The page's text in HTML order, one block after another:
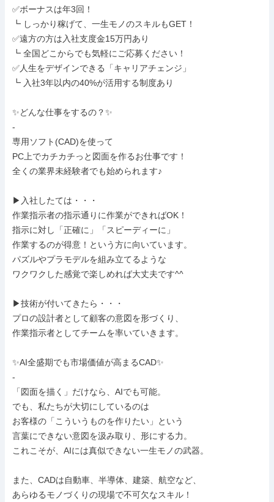
✅ボーナスは年3回！
┗ しっかり稼げて、一生モノのスキルもGET！
✅遠方の方は入社支度金15万円あり
┗ 全国どこからでも気軽にご応募ください！
✅人生をデザインできる「キャリアチェンジ」
┗ 入社3年以内の40%が活用する制度あり
✨どんな仕事をするの？✨
-
専用ソフト(CAD)を使って
PC上でカチカチっと図面を作るお仕事です！
全くの業界未経験者でも始められます♪
▶︎入社したては・・・
作業指示者の指示通りに作業ができればOK！
指示に対し「正確に」「スピーディーに」
作業するのが得意！という方に向いています。
パズルやプラモデルを組み立てるような
ワクワクした感覚で楽しめれば大丈夫です^^
▶︎技術が付いてきたら・・・
プロの設計者として顧客の意図を形づくり、
作業指示者としてチームを率いていきます。
✨AI全盛期でも市場価値が高まるCAD✨
-
「図面を描く」だけなら、AIでも可能。
でも、私たちが大切にしているのは
お客様の「こういうものを作りたい」という
言葉にできない意図を汲み取り、形にする力。
これこそが、AIには真似できない一生モノの武器。
また、CADは自動車、半導体、建築、航空など、
あらゆるモノづくりの現場で不可欠なスキル！